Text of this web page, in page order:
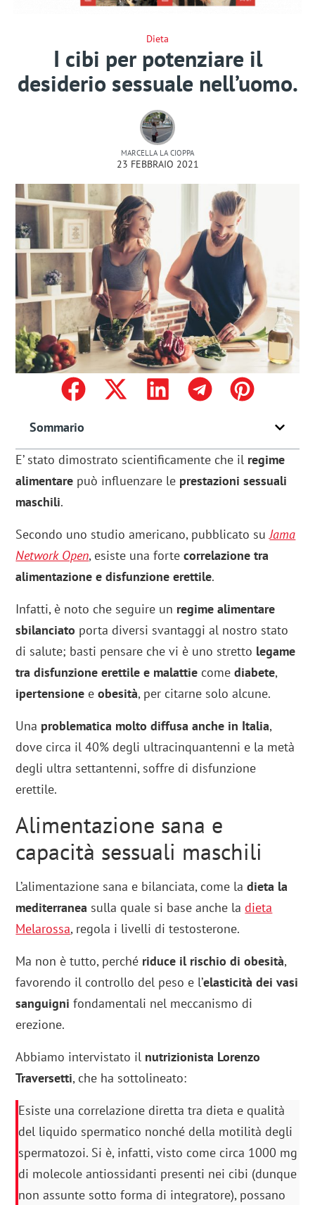
Dieta
I cibi per potenziare il
desiderio sessuale nell’uomo.
MARCELLA LA CIOPPA
23 FEBBRAIO 2021
Sommario
E’ stato dimostrato scientificamente che il regime
alimentare può influenzare le prestazioni sessuali
maschili.
Secondo uno studio americano, pubblicato suJama
Network Open, esiste una fortecorrelazione tra
alimentazione e disfunzione erettile.
Infatti, è noto che seguire un regime alimentare
sbilanciato porta diversi svantaggi al nostro stato
di salute; basti pensare che vi è uno stretto legame
tra disfunzione erettile e malattie comediabete,
ipertensione eobesità, per citarne solo alcune.
Una problematica molto diffusa anche in Italia,
dove circa il 40% degli ultracinquantenni e la metà
degli ultra settantenni, soffre di disfunzione
erettile.
Alimentazione sana e
capacità sessuali maschili
L’alimentazione sana e bilanciata, come ladieta la
mediterranea sulla quale si base anche ladieta
Melarossa, regola i livelli di testosterone.
Ma non è tutto, perché riduce il rischio di obesità,
favorendo il controllo del peso e l’elasticità dei vasi
sanguigni fondamentali nel meccanismo di
erezione.
Abbiamo intervistato il nutrizionista Lorenzo
Traversetti, che ha sottolineato:
Esiste una correlazione diretta tra dieta e qualità
del liquido spermatico nonché della motilità degli
spermatozoi. Si è, infatti, visto come circa 1000 mg
di molecole antiossidanti presenti nei cibi (dunque
non assunte sotto forma di integratore), possano